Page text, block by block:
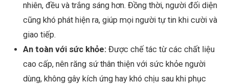
nhiên, đều và trắng sáng hơn. Đồng thời, người đối diện
cũng khó phát hiện ra, giúp mọi người tự tin khi cười và
giao tiếp.
An toàn với sức khỏe: Được chế tác từ các chất liệu
cao cấp, nên răng sứ thân thiện với sức khỏe người
dùng, không gây kích ứng hay khó chịu sau khi phục